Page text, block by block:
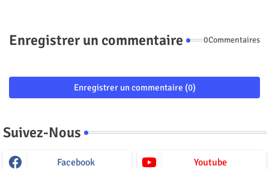
Enregistrer un commentaire 0Commentaires
Enregistrer un commentaire (0)
Suivez-Nous
Facebook Youtube